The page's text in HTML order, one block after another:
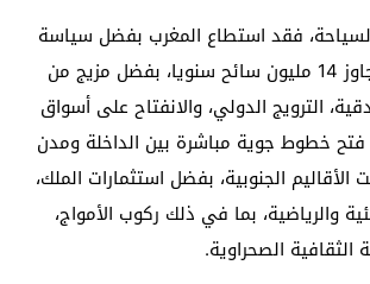
فقد استطاع المغرب بفضل سياسة
جلالة الملك أن يتجاوز 14 مليون سائح سنويا، بفضل مزيج من
الترويج الدولي، والانفتاح على أسواق
خطوط جوية مباشرة بين الداخلة ومدن
الجنوبية، بفضل استثمارات الملك،
والرياضية، بما في ذلك ركوب الأمواج،
الثقافية الصحراوية.